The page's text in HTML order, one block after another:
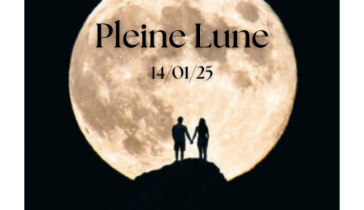
Tarifs
Blog
Contact